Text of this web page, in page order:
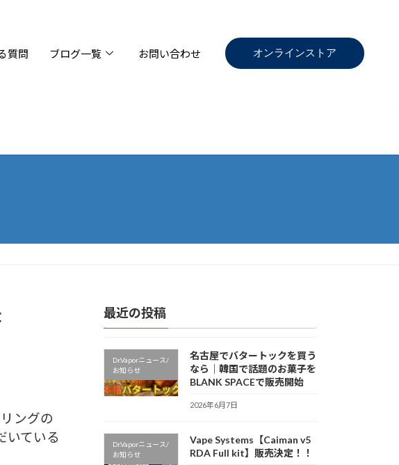
質問 ブログ一覧 お問い合わせ オンラインストア
ングの
いている
最近の投稿
Dr.Vaporニュース/
お知らせ
名古屋でバタートックを買う
なら｜韓国で話題のお菓子を
BLANK SPACEで販売開始
2026年6月7日
Dr.Vaporニュース/
お知らせ
Vape Systems【Caiman v5
RDA Full kit】販売決定！！